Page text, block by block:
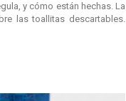
y cómo están hechas. La
las toallitas descartables.